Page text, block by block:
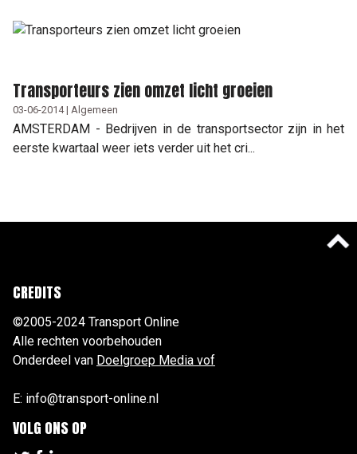
Transporteurs zien omzet licht groeien
03-06-2014 | Algemeen
AMSTERDAM - Bedrijven in de transportsector zijn in het
eerste kwartaal weer iets verder uit het cri...
CREDITS
©2005-2024 Transport Online
Alle rechten voorbehouden
Onderdeel van Doelgroep Media vof
E: info@transport-online.nl
VOLG ONS OP